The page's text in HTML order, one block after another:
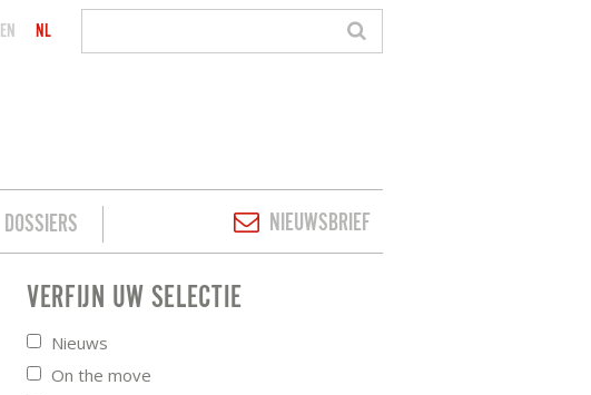
EN NL
DOSSIERS NIEUWSBRIEF
VERFIJN UW SELECTIE
Nieuws
On the move